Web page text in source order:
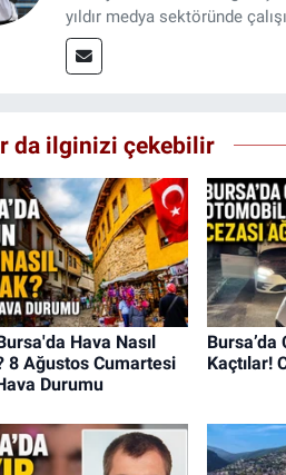
yıldır medya sektöründe
da ilginizi çekebilir
Hava Nasıl
8 Ağustos Cumartesi
Durumu
Bursa’da
Kaçtılar!